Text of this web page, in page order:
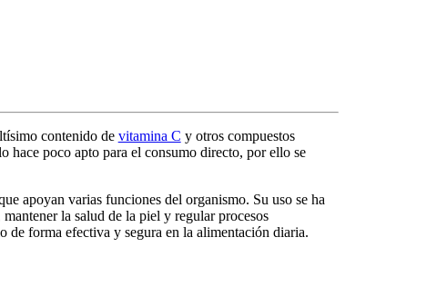
contenido de vitamina C y otros compuestos
hace poco apto para el consumo directo, por ello se
apoyan varias funciones del organismo. Su uso se ha
la salud de la piel y regular procesos
forma efectiva y segura en la alimentación diaria.